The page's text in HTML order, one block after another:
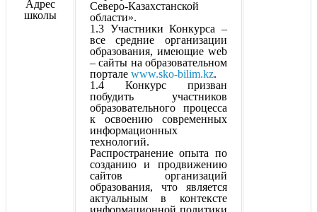
Адрес
школы
Северо-Казахстанской
области».
1.3 Участники Конкурса –
все средние организации
образования, имеющие web
– сайты на образовательном
порталеwww.sko-bilim.kz.
1.4 Конкурс призван
побудить участников
образовательного процесса
к освоению современных
информационных
технологий.
Распространение опыта по
созданию и продвижению
сайтов организаций
образования, что является
актуальным в контексте